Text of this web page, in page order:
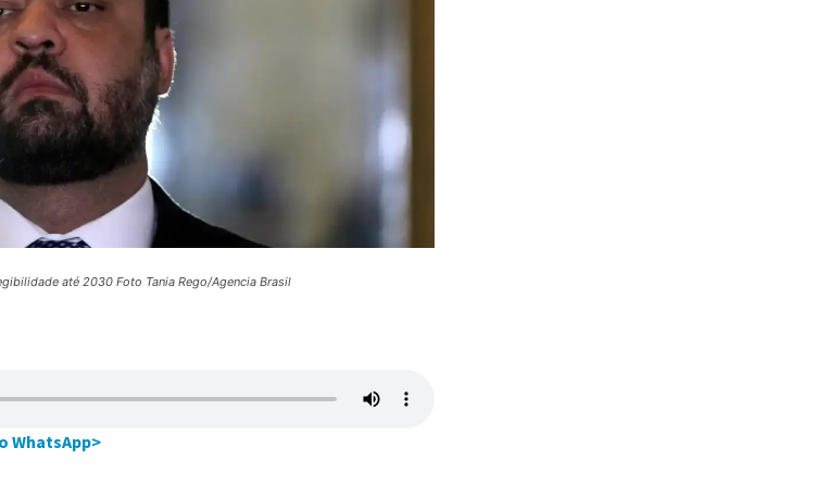
até 2030 Foto Tania Rego/Agencia Brasil
WhatsApp>